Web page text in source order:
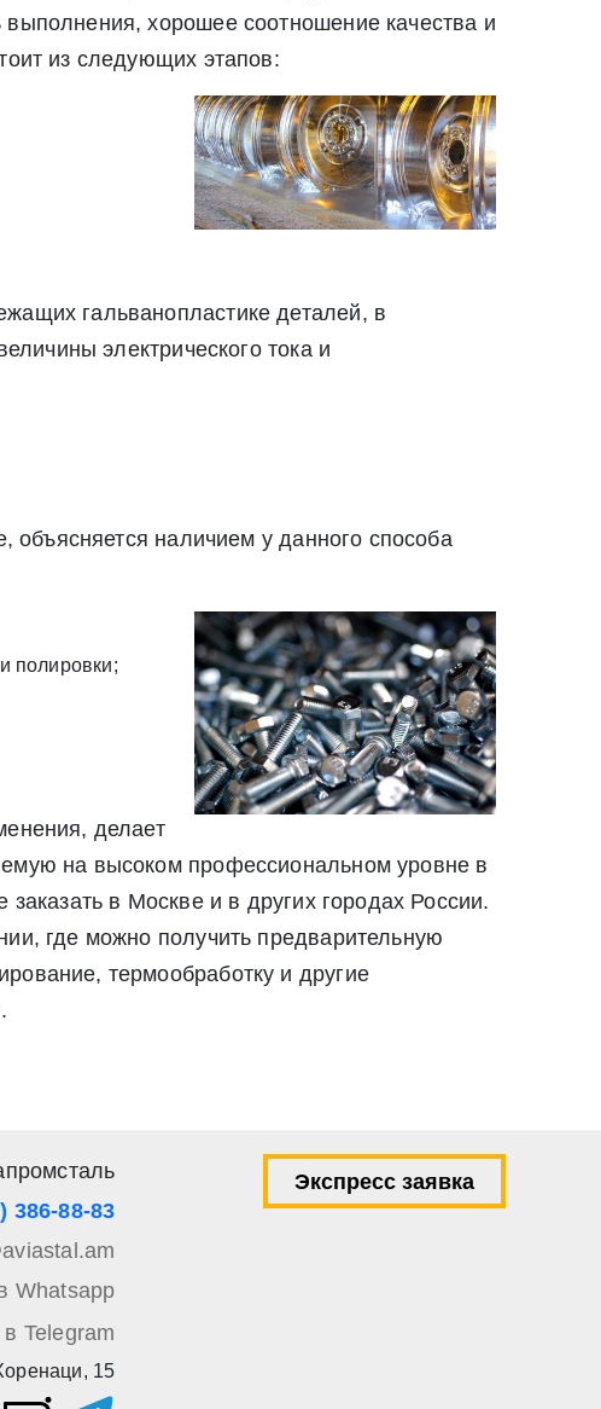
хорошее соотношение качества и
из следующих этапов:
гальванопластике деталей, в
электрического тока и
объясняется наличием у данного способа
полировки;
делает
на высоком профессиональном уровне в
в Москве и в других городах России.
где можно получить предварительную
термообработку и другие
386-88-83
Whatsapp
Telegram
15
Экспресс заявка
со статьей 9 Федерального закона от 27
рассылку по средством e-mail или СМС
статьей 9 Федерального закона от 27 июля 2006 г. N 152-ФЗ «О